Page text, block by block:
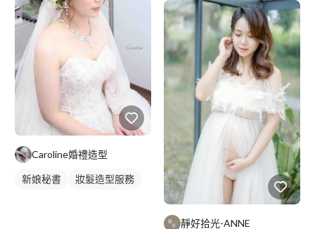
Caroline婚禮造型
新娘秘書 妝髮造型服務
靜好拾光-ANNE